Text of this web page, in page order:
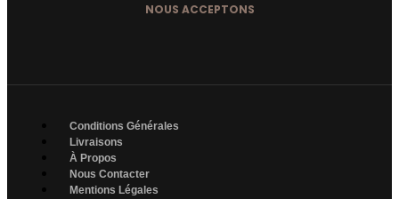
NOUS ACCEPTONS
Conditions Générales
Livraisons
À Propos
Nous Contacter
Mentions Légales